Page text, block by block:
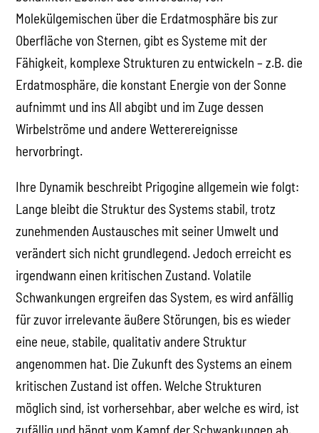
Molekülgemischen über die Erdatmosphäre bis zur
Oberfläche von Sternen, gibt es Systeme mit der
Fähigkeit, komplexe Strukturen zu entwickeln – z.B. die
Erdatmosphäre, die konstant Energie von der Sonne
aufnimmt und ins All abgibt und im Zuge dessen
Wirbelströme und andere Wetterereignisse
hervorbringt.
Ihre Dynamik beschreibt Prigogine allgemein wie folgt:
Lange bleibt die Struktur des Systems stabil, trotz
zunehmenden Austausches mit seiner Umwelt und
verändert sich nicht grundlegend. Jedoch erreicht es
irgendwann einen kritischen Zustand. Volatile
Schwankungen ergreifen das System, es wird anfällig
für zuvor irrelevante äußere Störungen, bis es wieder
eine neue, stabile, qualitativ andere Struktur
angenommen hat. Die Zukunft des Systems an einem
kritischen Zustand ist offen. Welche Strukturen
möglich sind, ist vorhersehbar, aber welche es wird, ist